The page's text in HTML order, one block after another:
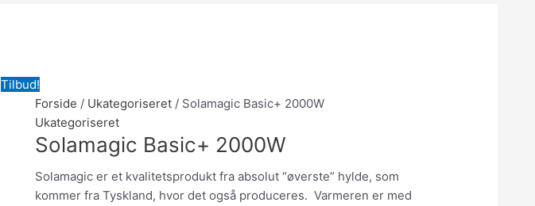
Tilbud!
Forside / Ukategoriseret/ Solamagic Basic+ 2000W
Ukategoriseret
Solamagic Basic+ 2000W
Solamagic er et kvalitetsprodukt fra absolut “øverste” hylde, som
kommer fra Tyskland, hvor det også produceres. Varmeren er med